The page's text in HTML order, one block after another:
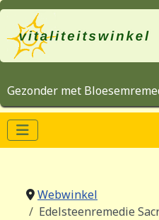
Gezonder met
Webwinkel
Edelsteenremedie